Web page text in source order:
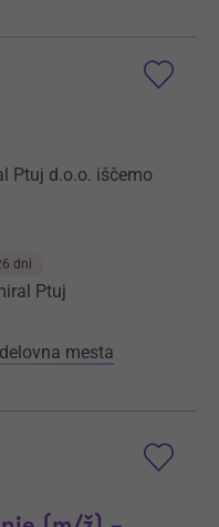
Ptuj d.o.o. iščemo
dni
Ptuj
mesta